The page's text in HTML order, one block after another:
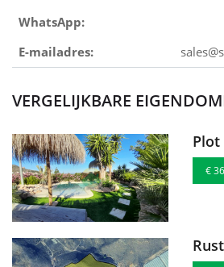
WhatsApp:
E-mailadres:
VERGELIJKBARE
€